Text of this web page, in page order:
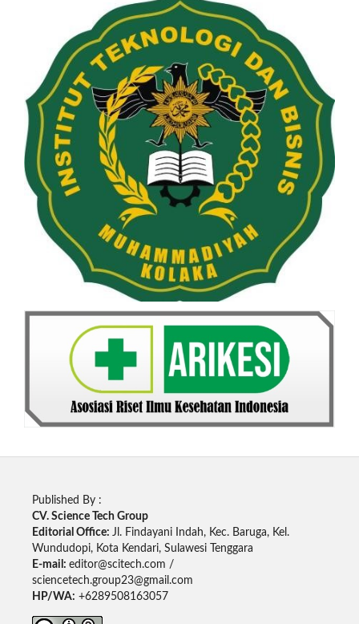
Published By :
CV. Science Tech Group
Editorial Office: Jl. Findayani Indah, Kec. Baruga, Kel.
Wundudopi, Kota Kendari, Sulawesi Tenggara
E-mail: editor@scitech.com /
sciencetech.group23@gmail.com
HP/WA: +6289508163057